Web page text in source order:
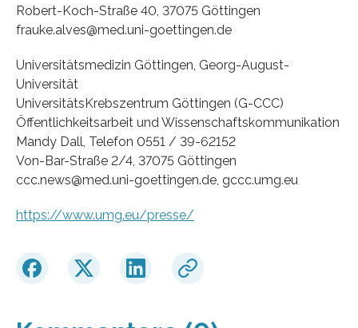
Robert-Koch-Straße 40, 37075 Göttingen
frauke.alves@med.uni-goettingen.de
Universitätsmedizin Göttingen, Georg-August-
Universität
UniversitätsKrebszentrum Göttingen (G-CCC)
Öffentlichkeitsarbeit und Wissenschaftskommunikation
Mandy Dall, Telefon 0551 / 39-62152
Von-Bar-Straße 2/4, 37075 Göttingen
ccc.news@med.uni-goettingen.de, gccc.umg.eu
https://www.umg.eu/presse/